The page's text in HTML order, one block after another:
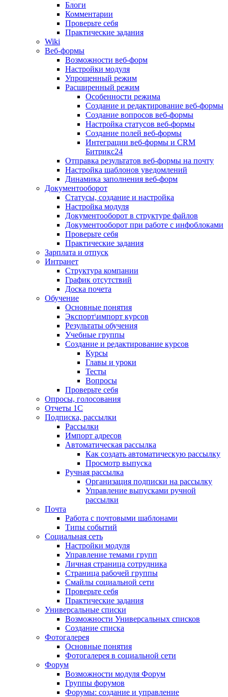
Блоги
Комментарии
Проверьте себя
Практические задания
Wiki
Веб-формы
Возможности веб-форм
Настройки модуля
Упрощенный режим
Расширенный режим
Особенности режима
Создание и редактирование веб-формы
Создание вопросов веб-формы
Настройка статусов веб-формы
Создание полей веб-формы
Интеграции веб-формы и CRM
Битрикс24
Отправка результатов веб-формы на почту
Настройка шаблонов уведомлений
Динамика заполнения веб-форм
Документооборот
Статусы, создание и настройка
Настройка модуля
Документооборот в структуре файлов
Документооборот при работе с инфоблоками
Проверьте себя
Практические задания
Зарплата и отпуск
Интранет
Структура компании
График отсутствий
Доска почета
Обучение
Основные понятия
Экспорт\импорт курсов
Результаты обучения
Учебные группы
Создание и редактирование курсов
Курсы
Главы и уроки
Тесты
Вопросы
Проверьте себя
Опросы, голосования
Отчеты 1С
Подписка, рассылки
Рассылки
Импорт адресов
Автоматическая рассылка
Как создать автоматическую рассылку
Просмотр выпуска
Ручная рассылка
Организация подписки на рассылку
Управление выпусками ручной
рассылки
Почта
Работа с почтовыми шаблонами
Типы событий
Социальная сеть
Настройки модуля
Управление темами групп
Личная страница сотрудника
Страница рабочей группы
Смайлы социальной сети
Проверьте себя
Практические задания
Универсальные списки
Возможности Универсальных списков
Создание списка
Фотогалерея
Основные понятия
Фотогалерея в социальной сети
Форум
Возможности модуля Форум
Группы форумов
Форумы: создание и управление